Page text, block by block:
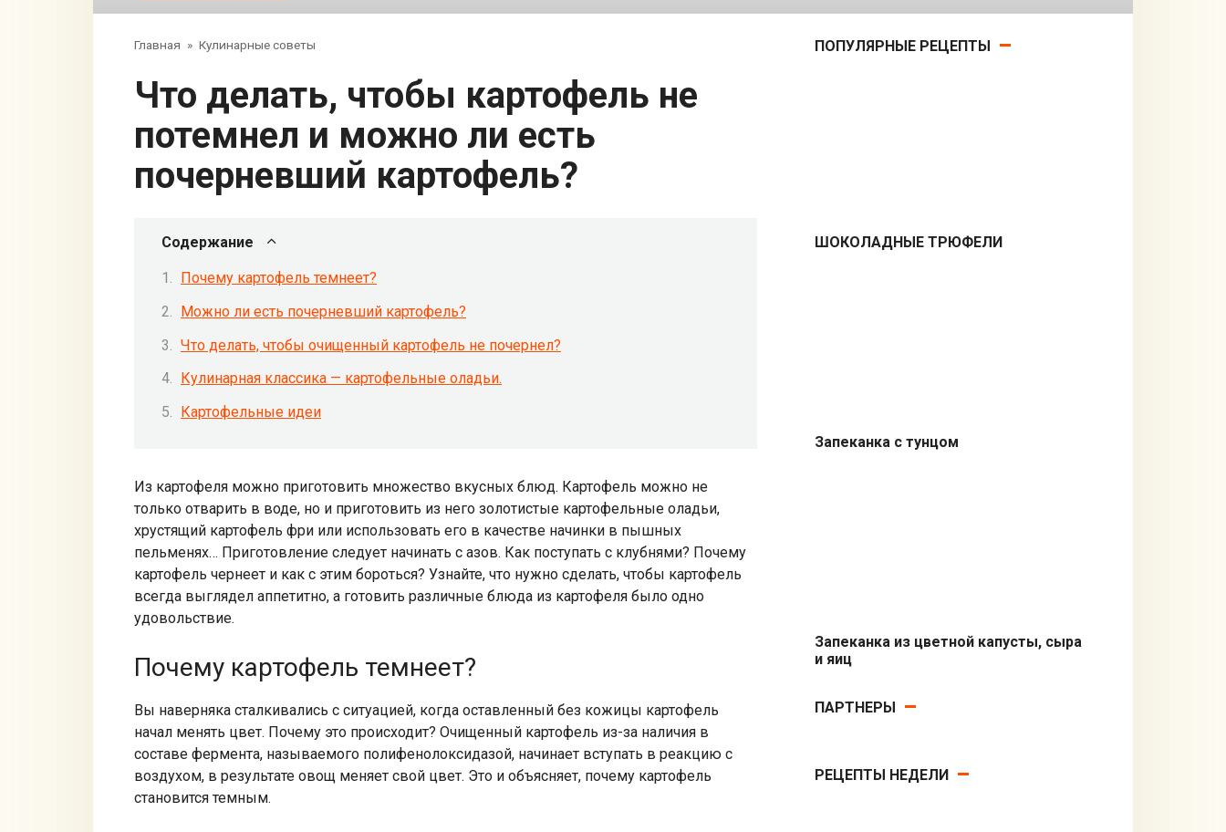
Главная » Кулинарные советы
Что делать, чтобы картофель не
потемнел и можно ли есть
почерневший картофель?
Содержание
Почему картофель темнеет?
Можно ли есть почерневший картофель?
Что делать, чтобы очищенный картофель не почернел?
Кулинарная классика — картофельные оладьи.
Картофельные идеи
Из картофеля можно приготовить множество вкусных блюд. Картофель можно не
только отварить в воде, но и приготовить из него золотистые картофельные оладьи,
хрустящий картофель фри или использовать его в качестве начинки в пышных
пельменях… Приготовление следует начинать с азов. Как поступать с клубнями? Почему
картофель чернеет и как с этим бороться? Узнайте, что нужно сделать, чтобы картофель
всегда выглядел аппетитно, а готовить различные блюда из картофеля было одно
удовольствие.
Почему картофель темнеет?
Вы наверняка сталкивались с ситуацией, когда оставленный без кожицы картофель
начал менять цвет. Почему это происходит? Очищенный картофель из-за наличия в
составе фермента, называемого полифенолоксидазой, начинает вступать в реакцию с
воздухом, в результате овощ меняет свой цвет. Это и объясняет, почему картофель
становится темным.
ПОПУЛЯРНЫЕ РЕЦЕПТЫ
ШОКОЛАДНЫЕ ТРЮФЕЛИ
Запеканка с тунцом
Вторые блюда
Запеканка из цветной капусты, сыра
и яиц
ПАРТНЕРЫ
РЕЦЕПТЫ НЕДЕЛИ